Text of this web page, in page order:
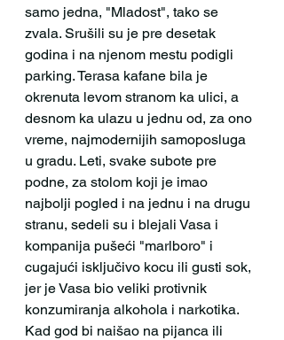
samo jedna, "Mladost", tako se
zvala. Srušili su je pre desetak
godina i na njenom mestu podigli
parking. Terasa kafane bila je
okrenuta levom stranom ka ulici, a
desnom ka ulazu u jednu od, za ono
vreme, najmodernijih samoposluga
u gradu. Leti, svake subote pre
podne, za stolom koji je imao
najbolji pogled i na jednu i na drugu
stranu, sedeli su i blejali Vasa i
kompanija pušeći "marlboro" i
cugajući isključivo kocu ili gusti sok,
jer je Vasa bio veliki protivnik
konzumiranja alkohola i narkotika.
Kad god bi naišao na pijanca ili